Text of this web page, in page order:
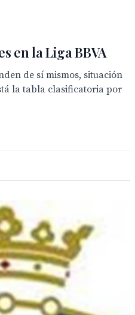
en la Liga BBVA
de sí mismos, situación
la tabla clasificatoria por